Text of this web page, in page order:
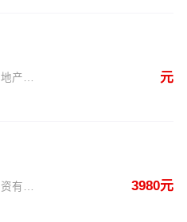
乐山嘉美房地产开发有限公司 元
3980元